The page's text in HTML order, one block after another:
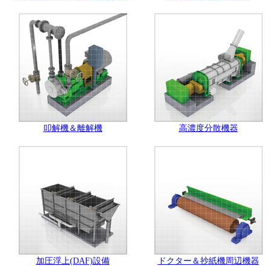
叩解機＆離解機 高濃度分散機器
加圧浮上(DAF)設備 ドクター＆抄紙機周辺機器